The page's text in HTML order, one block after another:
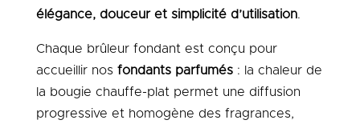
élégance, douceur et simplicité d’utilisation.
Chaque brûleur fondant est conçu pour
accueillir nos fondants parfumés: la chaleur de
la bougie chauffe-plat permet une diffusion
progressive et homogène des fragrances,